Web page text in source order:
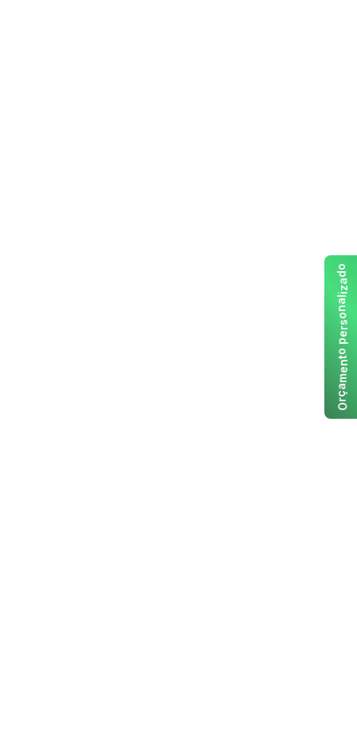
O
r
ç
a
m
e
n
t
o
p
e
r
s
o
n
a
l
i
z
a
d
o